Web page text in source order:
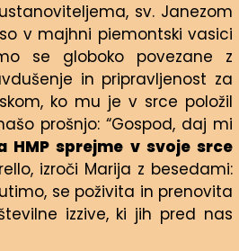
sv. Janezom
v majhni piemontski vasici
se globoko povezane z
in pripravljenost za
ko mu je v srce položil
prošnjo: “Gospod, daj mi
HMP sprejme v svoje srce
izroči Marija z besedami:
se poživita in prenovita
izzive, ki jih pred nas